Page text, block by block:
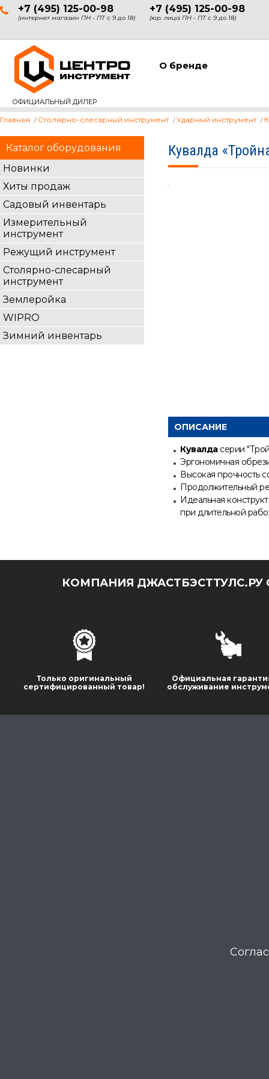
+7 (495) 125-00-98
(интернет магазин ПН - ПТ с 9 до 18)
+7 (495) 125-00-98
(юр. лица ПН - ПТ с 9 до 18)
ОФИЦИАЛЬНЫЙ ДИЛЕР
О бренде
Каталог оборудования
Новинки
Хиты продаж
Садовый инвентарь
Измерительный
инструмент
Режущий инструмент
Столярно-слесарный
инструмент
Землеройка
WIPRO
Зимний инвентарь
Главная Столярно-слесарный инструмент Ударный инструмент
Кувалда
ОПИСАНИЕ
Кувалдасерии
Эргономичная
Высокая прочность
Продолжительный
Идеальная
при длительной
КОМПАНИЯ
Только оригинальный
сертифицированный товар!
Официальная
обслуживание